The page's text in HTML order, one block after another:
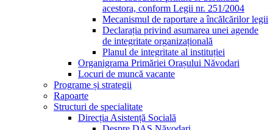
acestora, conform Legii nr. 251/2004
Mecanismul de raportare a încălcărilor legii
Declarația privind asumarea unei agende
de integritate organizațională
Planul de integritate al instituției
Organigrama Primăriei Orașului Năvodari
Locuri de muncă vacante
Programe și strategii
Rapoarte
Structuri de specialitate
Direcția Asistență Socială